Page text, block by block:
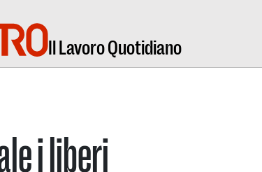
Il Lavoro Quotidiano
i liberi